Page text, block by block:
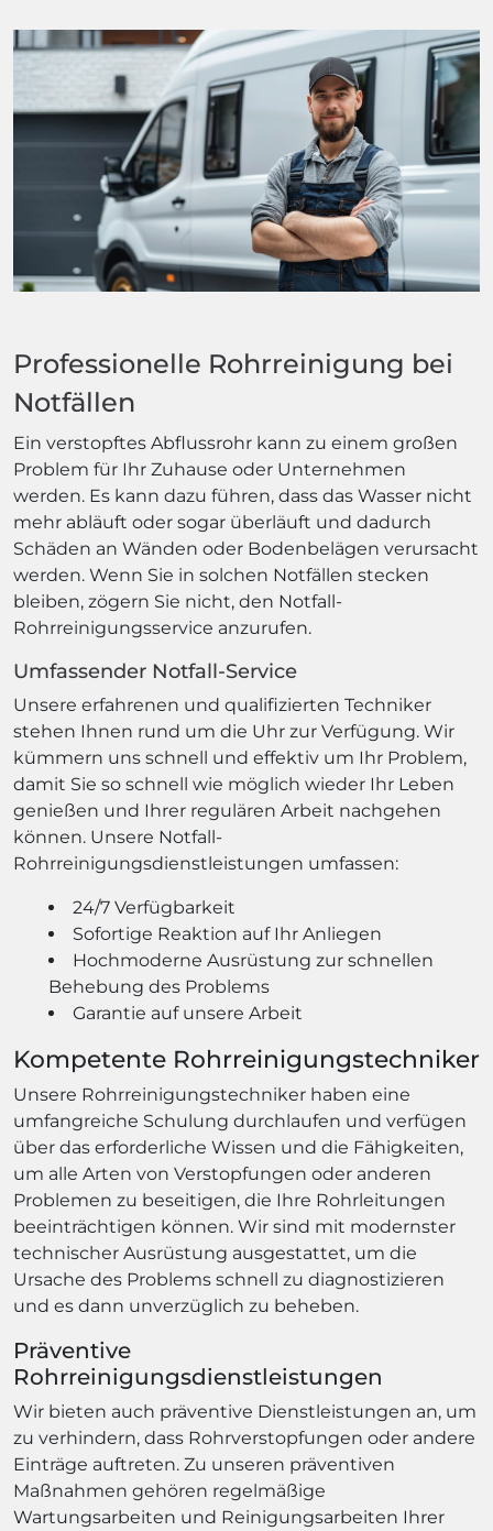
Professionelle Rohrreinigung bei
Notfällen
Ein verstopftes Abflussrohr kann zu einem großen
Problem für Ihr Zuhause oder Unternehmen
werden. Es kann dazu führen, dass das Wasser nicht
mehr abläuft oder sogar überläuft und dadurch
Schäden an Wänden oder Bodenbelägen verursacht
werden. Wenn Sie in solchen Notfällen stecken
bleiben, zögern Sie nicht, den Notfall-
Rohrreinigungsservice anzurufen.
Umfassender Notfall-Service
Unsere erfahrenen und qualifizierten Techniker
stehen Ihnen rund um die Uhr zur Verfügung. Wir
kümmern uns schnell und effektiv um Ihr Problem,
damit Sie so schnell wie möglich wieder Ihr Leben
genießen und Ihrer regulären Arbeit nachgehen
können. Unsere Notfall-
Rohrreinigungsdienstleistungen umfassen:
24/7 Verfügbarkeit
Sofortige Reaktion auf Ihr Anliegen
Hochmoderne Ausrüstung zur schnellen
Behebung des Problems
Garantie auf unsere Arbeit
Kompetente Rohrreinigungstechniker
Unsere Rohrreinigungstechniker haben eine
umfangreiche Schulung durchlaufen und verfügen
über das erforderliche Wissen und die Fähigkeiten,
um alle Arten von Verstopfungen oder anderen
Problemen zu beseitigen, die Ihre Rohrleitungen
beeinträchtigen können. Wir sind mit modernster
technischer Ausrüstung ausgestattet, um die
Ursache des Problems schnell zu diagnostizieren
und es dann unverzüglich zu beheben.
Präventive
Rohrreinigungsdienstleistungen
Wir bieten auch präventive Dienstleistungen an, um
zu verhindern, dass Rohrverstopfungen oder andere
Einträge auftreten. Zu unseren präventiven
Maßnahmen gehören regelmäßige
Wartungsarbeiten und Reinigungsarbeiten Ihrer